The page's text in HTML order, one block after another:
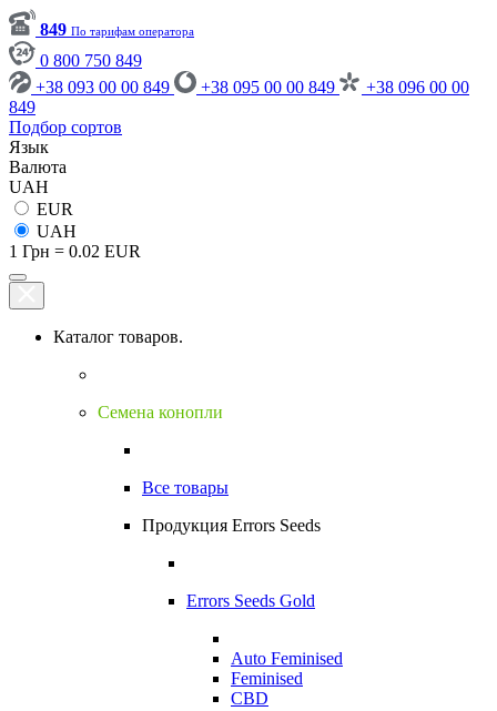
849 По тарифам оператора
0 800 750 849
+38 093 00 00 849
+38 095 00 00 849
+38 096 00 00
849
Подбор сортов
Язык
Валюта
UAH
EUR
UAH
1 Грн = 0.02 EUR
Каталог товаров.
Семена конопли
Все товары
Продукция Errors Seeds
Errors Seeds Gold
Auto Feminised
Feminised
CBD